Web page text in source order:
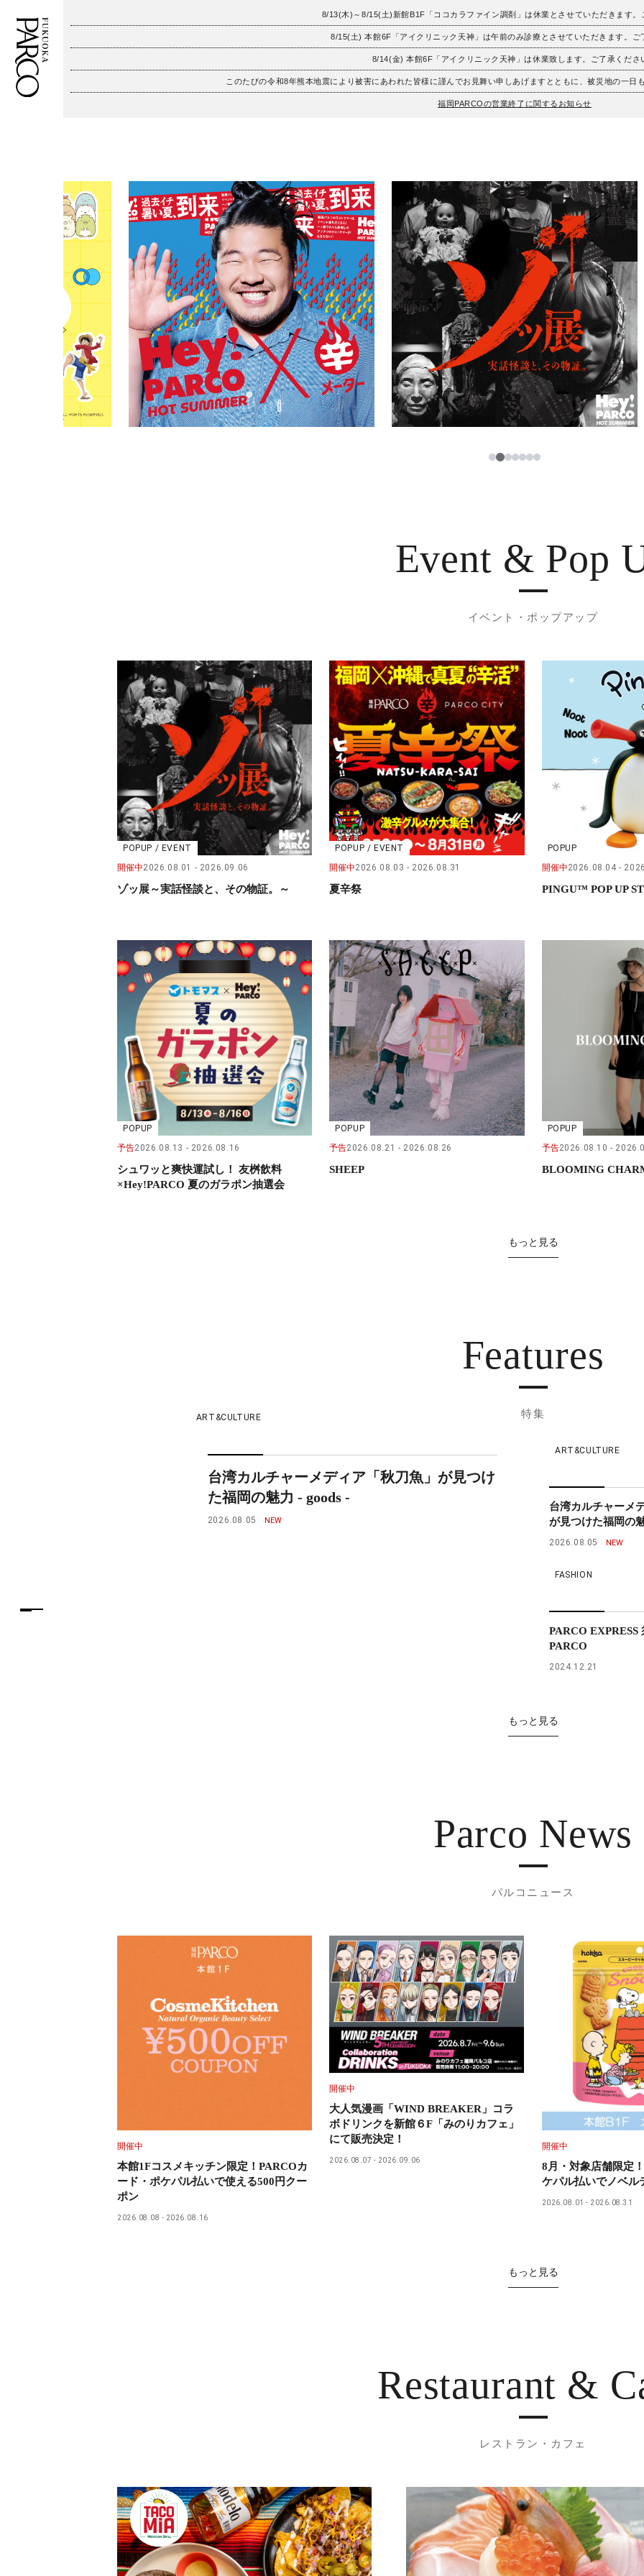
8/13(木)～8/15(土)新館B1F「ココカラファイン調剤」は休業とさせていただきます。
8/15(土) 本館6F「アイクリニック天神」は午前のみ診療とさせていただきます。ご
8/14(金) 本館6F「アイクリニック天神」は休業致します。ご了承くださ
このたびの令和8年熊本地震により被害にあわれた皆様に謹んでお見舞い申しあげますとともに、被災地の一日
福岡PARCOの営業終了に関するお知らせ
ニュース
レストラン・カフェ
TAX FREE
PARCOメンバーズ
한국어
日本語
1234567
Event & Pop
イベント・ポップアップ
POPUP / EVENT
開催中2026.08.01 2026.09.06
ゾッ展～実話怪談と、その物証。～
POPUP / EVENT
開催中2026.08.03 2026.08.31
夏辛祭
POPUP
開催中2026.08.04
PINGU™ POP UP
POPUP
予告2026.08.13 2026.08.16
シュワッと爽快運試し！ 友桝飲料
×Hey!PARCO 夏のガラポン抽選会
POPUP
予告2026.08.21 2026.08.26
SHEEP
POPUP
予告2026.08.10
BLOOMING
もっと見る
Features
特集
ART&CULTURE
台湾カルチャーメディア「秋刀魚」が見つけ
た福岡の魅力 - goods -
2026.08.05
ART&CULTURE
台湾カルチャーメ
が見つけた福岡の
2026.08.05
FASHION
PARCO EXPRESS
PARCO
2024.12.21
もっと見る
Parco News
パルコニュース
開催中
本館1Fコスメキッチン限定！PARCOカ
ード・ポケパル払いで使える500円クー
ポン
2026.08.08 2026.08.16
開催中
大人気漫画「WIND BREAKER」コラ
ボドリンクを新館６F「みのりカフェ」
にて販売決定！
2026.08.07 2026.09.06
開催中
8月・対象店舗限定
ケパル払いでノベル
2026.08.01 2026.08.31
もっと見る
Restaurant &
レストラン・カフェ